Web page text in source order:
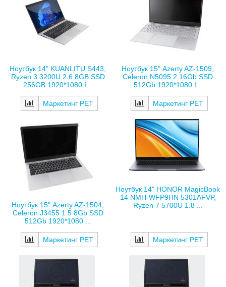
Ноутбук 14" KUANLITU S443,
Ryzen 3 3200U 2.6 8GB SSD
256GB 1920*1080 I...
Маркетинг РЕТ
Ноутбук 15" Azerty AZ-1509,
Celeron N5095 2 16Gb SSD
512Gb 1920*1080 I...
Маркетинг РЕТ
Ноутбук 15" Azerty AZ-1504,
Celeron J3455 1.5 8Gb SSD
512Gb 1920*1080 ...
Маркетинг РЕТ
Ноутбук 14" HONOR MagicBook
14 NMH-WFP9HN 5301AFVP,
Ryzen 7 5700U 1.8 ...
Маркетинг РЕТ